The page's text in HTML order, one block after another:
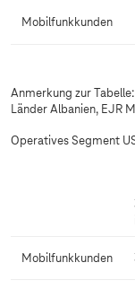
Mobilfunkkunden
Anmerkung zur
Länder Albanien, EJR
Operatives Segment
Mobilfunkkunden